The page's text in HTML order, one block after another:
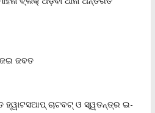
ଜବତ
ହ୍ୱାଟସଆପ୍ ଚାଟବଟ୍ ଓ ସ୍ୱତନ୍ତ୍ର ଇ-